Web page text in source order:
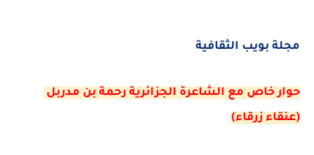
مجلة بويب الثقافية
حوار خاص مع الشاعرة الجزائرية رحمة بن مدربل
(عنقاء زرقاء)